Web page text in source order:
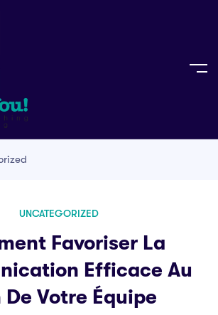
UNCATEGORIZED
Favoriser La
Efficace Au
De Votre Équipe